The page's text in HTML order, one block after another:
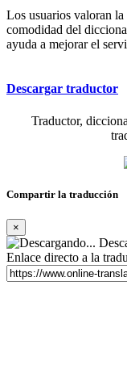
Los usuarios valoran
comodidad del
ayuda a mejorar el
Descargar traductor
Traductor,
Compartir la traducción
×
Enlace directo a la